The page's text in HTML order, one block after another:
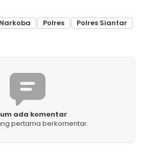
Narkoba Polres
Polres Siantar
ada komentar
pertama berkomentar.